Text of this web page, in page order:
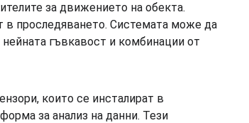
за движението на обекта.
в проследяването. Системата може да
гъвкавост и комбинации от
които се инсталират в
за анализ на данни. Тези